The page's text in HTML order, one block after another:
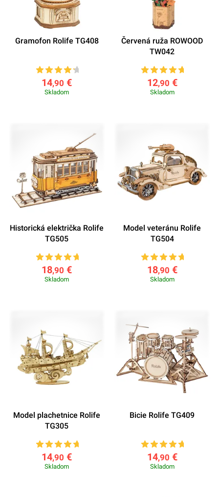
Gramofon Rolife TG408
14,90 €
Skladom
Červená ruža ROWOOD
TW042
12,90 €
Skladom
Historická električka Rolife
TG505
18,90 €
Skladom
Model veteránu Rolife
TG504
18,90 €
Skladom
Model plachetnice Rolife
TG305
14,90 €
Skladom
Bicie Rolife TG409
14,90 €
Skladom